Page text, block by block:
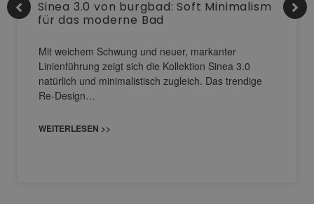
Sinea 3.0 von burgbad: Soft Minimalism
für das moderne Bad
Mit weichem Schwung und neuer, markanter
Linienführung zeigt sich die Kollektion Sinea 3.0
natürlich und minimalistisch zugleich. Das trendige
Re-Design…
WEITERLESEN >>